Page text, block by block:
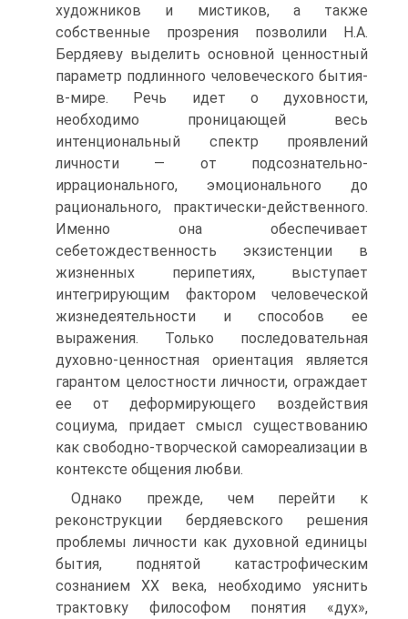
художников и мистиков, а также
собственные прозрения позволили Н.А.
Бердяеву выделить основной ценностный
параметр подлинного человеческого бытия-
в-мире. Речь идет о духовности,
необходимо проницающей весь
интенциональный спектр проявлений
личности — от подсознательно-
иррационального, эмоционального до
рационального, практически-действенного.
Именно она обеспечивает
себетождественность экзистенции в
жизненных перипетиях, выступает
интегрирующим фактором человеческой
жизнедеятельности и способов ее
выражения. Только последовательная
духовно-ценностная ориентация является
гарантом целостности личности, ограждает
ее от деформирующего воздействия
социума, придает смысл существованию
как свободно-творческой самореализации в
контексте общения любви.
Однако прежде, чем перейти к
реконструкции бердяевского решения
проблемы личности как духовной единицы
бытия, поднятой катастрофическим
сознанием XX века, необходимо уяснить
трактовку философом понятия «дух»,